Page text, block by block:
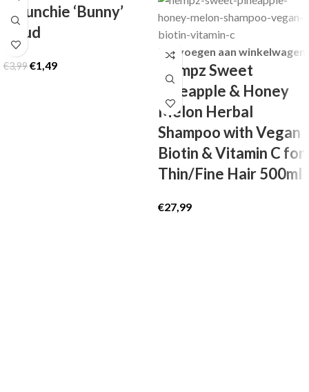
Scrunchie ‘Bunny’
Goud
€3,99€1,49
Toevoegen aan winkelwagen
Hempz Sweet
Pineapple & Honey
Melon Herbal
Shampoo with Vegan
Biotin & Vitamin C for
Thin/Fine Hair 500ml
€27,99